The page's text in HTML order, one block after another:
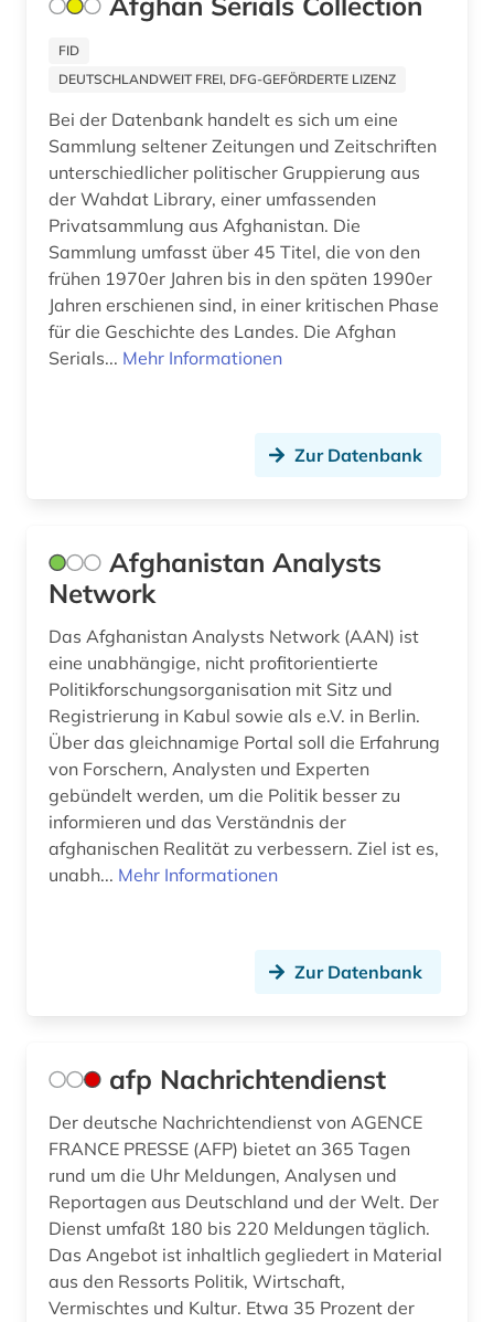
deutschland <ddr> (1)
deutschland <deutsches reich> (1)
deutschland <sowjetische zone> (1)
deutschland bundestag (2)
deutschland. bundesrat (1)
deutschland. deutscher bundestag (1)
diagramm (1)
die linke (1)
dienstleistung (3)
diplomatie (5)
diplomatische beziehungen (2)
diplomatische vertretung (2)
dissertation (2)
dokument (2)
dokumentation (7)
dokumente (1)
dokumentenserver (2)
dominikanische republik (2)
FID
DEUTSCHLANDWEIT FREI, DFG-GEFÖRDERTE LIZENZ
Bei der Datenbank handelt es sich um eine
Sammlung seltener Zeitungen und Zeitschriften
unterschiedlicher politischer Gruppierung aus
der Wahdat Library, einer umfassenden
Privatsammlung aus Afghanistan. Die
Sammlung umfasst über 45 Titel, die von den
frühen 1970er Jahren bis in den späten 1990er
Jahren erschienen sind, in einer kritischen Phase
für die Geschichte des Landes. Die Afghan
Serials... Mehr Informationen
Zur Datenbank
Afghanistan Analysts
Network
Das Afghanistan Analysts Network (AAN) ist
eine unabhängige, nicht profitorientierte
Politikforschungsorganisation mit Sitz und
Registrierung in Kabul sowie als e.V. in Berlin.
Über das gleichnamige Portal soll die Erfahrung
von Forschern, Analysten und Experten
gebündelt werden, um die Politik besser zu
informieren und das Verständnis der
afghanischen Realität zu verbessern. Ziel ist es,
unabh... Mehr Informationen
Zur Datenbank
afp Nachrichtendienst
Der deutsche Nachrichtendienst von AGENCE
FRANCE PRESSE (AFP) bietet an 365 Tagen
rund um die Uhr Meldungen, Analysen und
Reportagen aus Deutschland und der Welt. Der
Dienst umfaßt 180 bis 220 Meldungen täglich.
Das Angebot ist inhaltlich gegliedert in Material
aus den Ressorts Politik, Wirtschaft,
Vermischtes und Kultur. Etwa 35 Prozent der